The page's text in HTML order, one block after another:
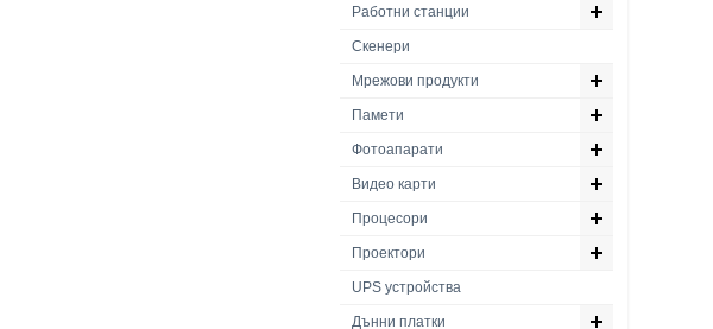
Работни станции
Скенери
Мрежови продукти
Памети
Фотоапарати
Видео карти
Процесори
Проектори
UPS устройства
Дънни платки